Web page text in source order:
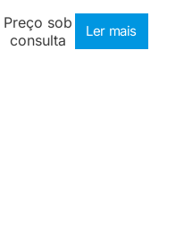
Preço sob
consulta
Ler mais